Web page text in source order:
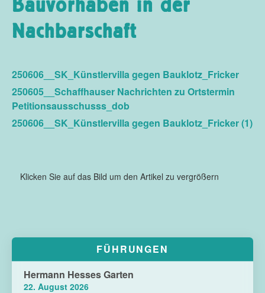
Bauvorhaben in der
Nachbarschaft
250606__SK_Künstlervilla gegen Bauklotz_Fricker
250605__Schaffhauser Nachrichten zu Ortstermin
Petitionsausschusss_dob
250606__SK_Künstlervilla gegen Bauklotz_Fricker (1)
Klicken Sie auf das Bild um den Artikel zu vergrößern
FÜHRUNGEN
Hermann Hesses Garten
22. August 2026